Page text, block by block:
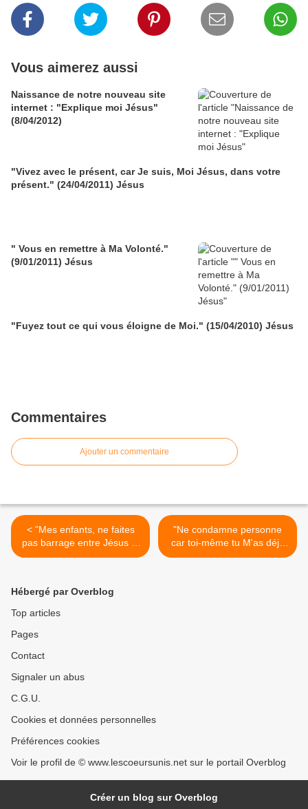
Vous aimerez aussi
Naissance de notre nouveau site
internet : "Explique moi Jésus"
(8/04/2012)
"Vivez avec le présent, car Je suis, Moi Jésus, dans votre
présent." (24/04/2011) Jésus
" Vous en remettre à Ma Volonté."
(9/01/2011) Jésus
"Fuyez tout ce qui vous éloigne de Moi." (15/04/2010) Jésus
Commentaires
Ajouter un commentaire
< "Mes enfants, ne faites
pas barrage entre Jésus et
moi." (29/03/2006) La
"Ne condamne personne
car toi-même tu M'as déjà
rejeté." (11/04/2006) Jésus
Hébergé par Overblog
Top articles
Pages
Contact
Signaler un abus
C.G.U.
Cookies et données personnelles
Préférences cookies
Voir le profil de © www.lescoeursunis.net sur le portail Overblog
Créer un blog sur Overblog